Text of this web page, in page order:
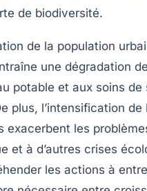
de biodiversité.
de la population
une dégradation
potable et aux soins
plus, l’intensification
exacerbent les
et à d’autres crises
les actions à